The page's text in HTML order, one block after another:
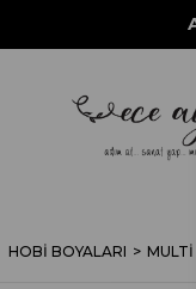
HOBİ BOYALARI MULTİ